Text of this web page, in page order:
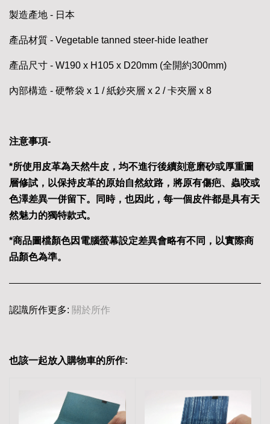
製造產地 - 日本
產品材質 - Vegetable tanned steer-hide leather
產品尺寸 - W190 x H105 x D20mm (全開約300mm)
內部構造 - 硬幣袋 x 1 / 紙鈔夾層 x 2 / 卡夾層 x 8
注意事項-
*所使用皮革為天然牛皮，均不進行後續刻意磨砂或厚重圖
層修試，以保持皮革的原始自然紋路，將原有傷疤、蟲咬或
色澤差異一併留下。同時，也因此，每一個皮件都是具有天
然魅力的獨特款式。
*商品圖檔顏色因電腦螢幕設定差異會略有不同，以實際商
品顏色為準。
認識所作更多: 關於所作
也該一起放入購物車的所作: